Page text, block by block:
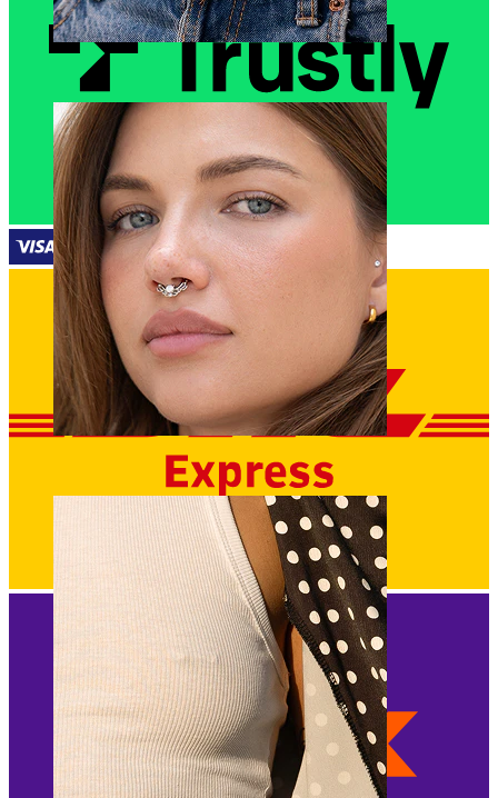
Napa